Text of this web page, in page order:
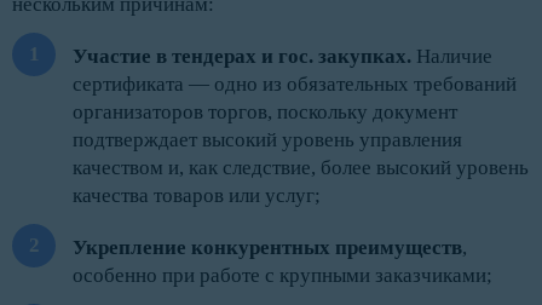
нескольким причинам:
Участие в тендерах и гос. закупках. Наличие
сертификата — одно из обязательных требований
организаторов торгов, поскольку документ
подтверждает высокий уровень управления
качеством и, как следствие, более высокий уровень
качества товаров или услуг;
Укрепление конкурентных преимуществ,
особенно при работе с крупными заказчиками;